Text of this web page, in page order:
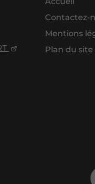
Contactez-
Mentions
Plan du site